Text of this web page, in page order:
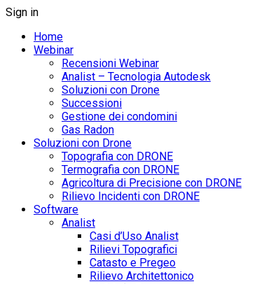
Sign in
Home
Webinar
Recensioni Webinar
Analist – Tecnologia Autodesk
Soluzioni con Drone
Successioni
Gestione dei condomini
Gas Radon
Soluzioni con Drone
Topografia con DRONE
Termografia con DRONE
Agricoltura di Precisione con DRONE
Rilievo Incidenti con DRONE
Software
Analist
Casi d’Uso Analist
Rilievi Topografici
Catasto e Pregeo
Rilievo Architettonico